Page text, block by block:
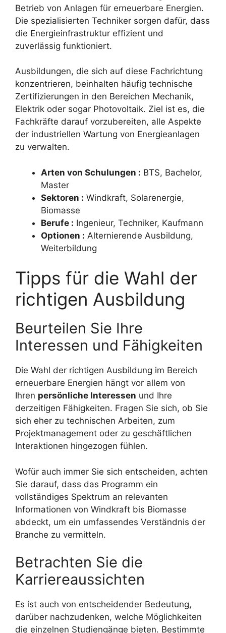
Betrieb von Anlagen für erneuerbare Energien.
Die spezialisierten Techniker sorgen dafür, dass
die Energieinfrastruktur effizient und
zuverlässig funktioniert.
Ausbildungen, die sich auf diese Fachrichtung
konzentrieren, beinhalten häufig technische
Zertifizierungen in den Bereichen Mechanik,
Elektrik oder sogar Photovoltaik. Ziel ist es, die
Fachkräfte darauf vorzubereiten, alle Aspekte
der industriellen Wartung von Energieanlagen
zu verwalten.
Arten von Schulungen : BTS, Bachelor,
Master
Sektoren : Windkraft, Solarenergie,
Biomasse
Berufe : Ingenieur, Techniker, Kaufmann
Optionen : Alternierende Ausbildung,
Weiterbildung
Tipps für die Wahl der
richtigen Ausbildung
Beurteilen Sie Ihre
Interessen und Fähigkeiten
Die Wahl der richtigen Ausbildung im Bereich
erneuerbare Energien hängt vor allem von
Ihren persönliche Interessen und Ihre
derzeitigen Fähigkeiten. Fragen Sie sich, ob Sie
sich eher zu technischen Arbeiten, zum
Projektmanagement oder zu geschäftlichen
Interaktionen hingezogen fühlen.
Wofür auch immer Sie sich entscheiden, achten
Sie darauf, dass das Programm ein
vollständiges Spektrum an relevanten
Informationen von Windkraft bis Biomasse
abdeckt, um ein umfassendes Verständnis der
Branche zu vermitteln.
Betrachten Sie die
Karriereaussichten
Es ist auch von entscheidender Bedeutung,
darüber nachzudenken, welche Möglichkeiten
die einzelnen Studiengänge bieten. Bestimmte